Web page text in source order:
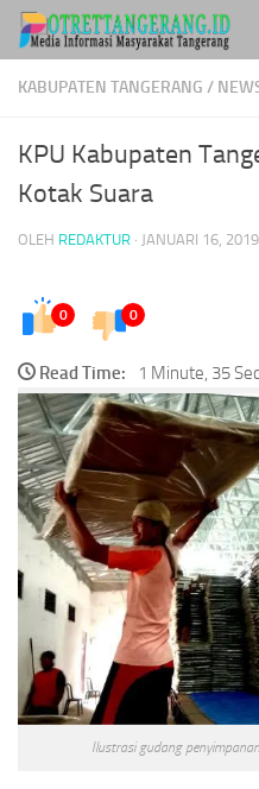
Skip to content
KABUPATEN TANGERANG /
KPU Kabupaten
Kotak Suara
OLEH REDAKTUR · JANUARI 16, 2019
0 0
Read Time: 1 Minute, 35
Ilustrasi gudang